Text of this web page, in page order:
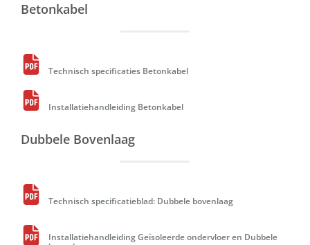
Betonkabel
Technisch specificaties Betonkabel
Installatiehandleiding Betonkabel
Dubbele Bovenlaag
Technisch specificatieblad: Dubbele bovenlaag
Installatiehandleiding Geïsoleerde ondervloer en Dubbele